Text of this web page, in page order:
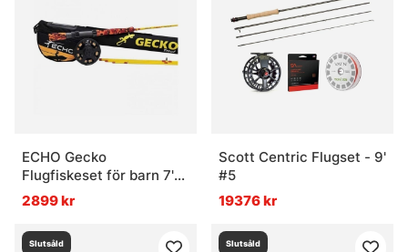
ECHO Gecko
Flugfiskeset för barn 7'9''
#5
2899 kr
Scott Centric Flugset - 9'
#5
19376 kr
Slutsåld Slutsåld